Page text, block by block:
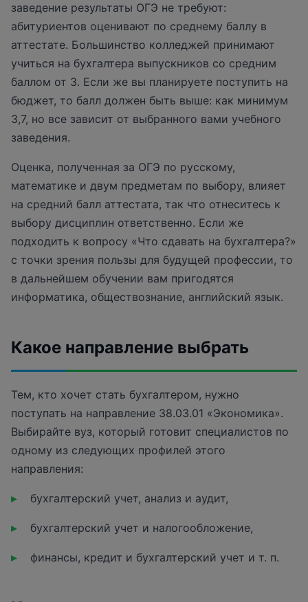
заведение результаты ОГЭ не требуют:
абитуриентов оценивают по среднему баллу в
аттестате. Большинство колледжей принимают
учиться на бухгалтера выпускников со средним
баллом от 3. Если же вы планируете поступить на
бюджет, то балл должен быть выше: как минимум
3,7, но все зависит от выбранного вами учебного
заведения.
Оценка, полученная за ОГЭ по русскому,
математике и двум предметам по выбору, влияет
на средний балл аттестата, так что отнеситесь к
выбору дисциплин ответственно. Если же
подходить к вопросу «Что сдавать на бухгалтера?»
с точки зрения пользы для будущей профессии, то
в дальнейшем обучении вам пригодятся
информатика, обществознание, английский язык.
Какое направление выбрать
Тем, кто хочет стать бухгалтером, нужно
поступать на направление 38.03.01 «Экономика».
Выбирайте вуз, который готовит специалистов по
одному из следующих профилей этого
направления:
бухгалтерский учет, анализ и аудит,
бухгалтерский учет и налогообложение,
финансы, кредит и бухгалтерский учет и т. п.